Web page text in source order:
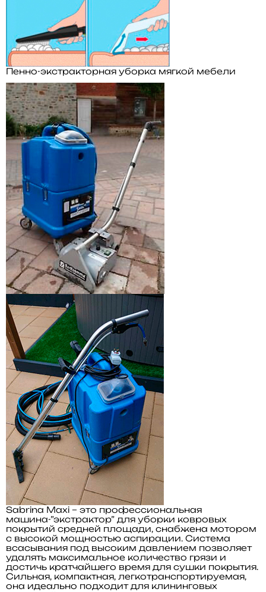
Пенно-экстракторная уборка мягкой мебели
Sabrina Maxi – это профессиональная
машина-”экстрактор” для уборки ковровых
покрытий средней площади, снабжена мотором
с высокой мощностью аспирации. Система
всасывания под высоким давлением позволяет
удалять максимальное количество грязи и
достичь кратчайшего время для сушки покрытия.
Сильная, компактная, легкотранспортируемая,
она идеальнo подходит для клининговых